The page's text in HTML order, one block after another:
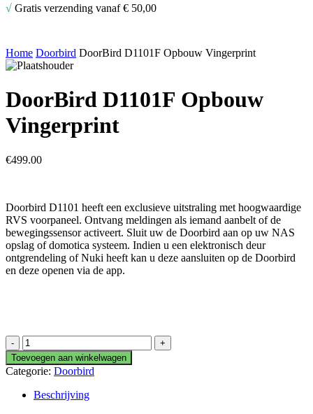
√ Gratis verzending vanaf € 50,00
Home Doorbird DoorBird D1101F Opbouw Vingerprint
DoorBird D1101F Opbouw
Vingerprint
€499.00
Doorbird D1101 heeft een exclusieve uitstraling met hoogwaardige
RVS voorpaneel. Ontvang meldingen als iemand aanbelt of de
bewegingssensor activeert. Sluit uw de Doorbird aan op uw NAS
opslag of domotica systeem. Indien u een elektronisch deur
ontgrendeling of Nuki heeft kan u deze aansluiten op de Doorbird
en deze openen via de app.
DoorBird
D1101F
Opbouw
Vingerprint
aantal
Toevoegen aan winkelwagen
Categorie: Doorbird
Beschrijving